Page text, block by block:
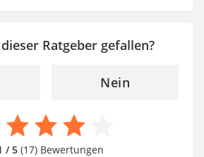
Ratgeber gefallen?
Nein
/ 5(17) Bewertungen